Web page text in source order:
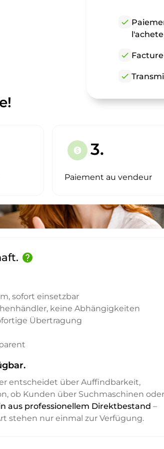
check
check
check
paid 3.
Paiement au vendeur
help
sofort einsetzbar
keine Abhängigkeiten
Übertragung
entscheidet über Auffindbarkeit,
ob Kunden über Suchmaschinen oder
aus professionellem Direktbestand –
stehen nur einmal zur Verfügung.